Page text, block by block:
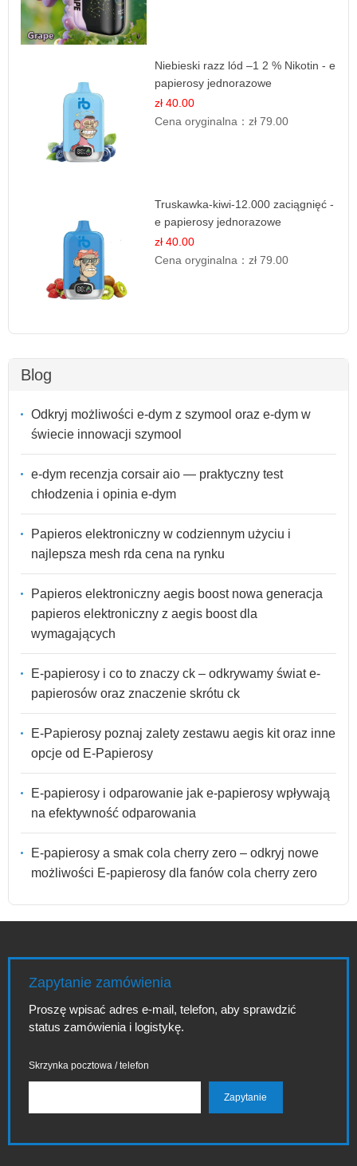
Niebieski razz lód –1 2 % Nikotin - e
papierosy jednorazowe
zł 40.00
Cena oryginalna：zł 79.00
Truskawka-kiwi-12.000 zaciągnięć -
e papierosy jednorazowe
zł 40.00
Cena oryginalna：zł 79.00
Blog
Odkryj możliwości e-dym z szymool oraz e-dym w
świecie innowacji szymool
e-dym recenzja corsair aio — praktyczny test
chłodzenia i opinia e-dym
Papieros elektroniczny w codziennym użyciu i
najlepsza mesh rda cena na rynku
Papieros elektroniczny aegis boost nowa generacja
papieros elektroniczny z aegis boost dla
wymagających
E-papierosy i co to znaczy ck – odkrywamy świat e-
papierosów oraz znaczenie skrótu ck
E-Papierosy poznaj zalety zestawu aegis kit oraz inne
opcje od E-Papierosy
E-papierosy i odparowanie jak e-papierosy wpływają
na efektywność odparowania
E-papierosy a smak cola cherry zero – odkryj nowe
możliwości E-papierosy dla fanów cola cherry zero
Zapytanie zamówienia
Proszę wpisać adres e-mail, telefon, aby sprawdzić
status zamówienia i logistykę.
Skrzynka pocztowa / telefon